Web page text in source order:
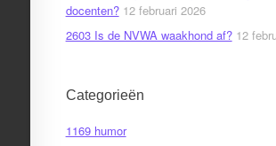
docenten? 12 februari 2026
2603 Is de NVWA waakhond af? 12
Categorieën
1169 humor